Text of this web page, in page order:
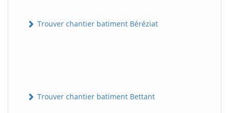
Trouver chantier batiment Béréziat
Trouver chantier batiment Bettant